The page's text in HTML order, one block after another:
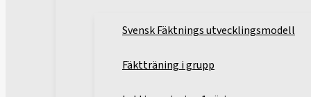
Svensk Fäktnings utvecklingsmodell
Fäktträning i grupp